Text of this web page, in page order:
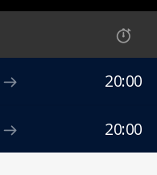
20:00
20:00